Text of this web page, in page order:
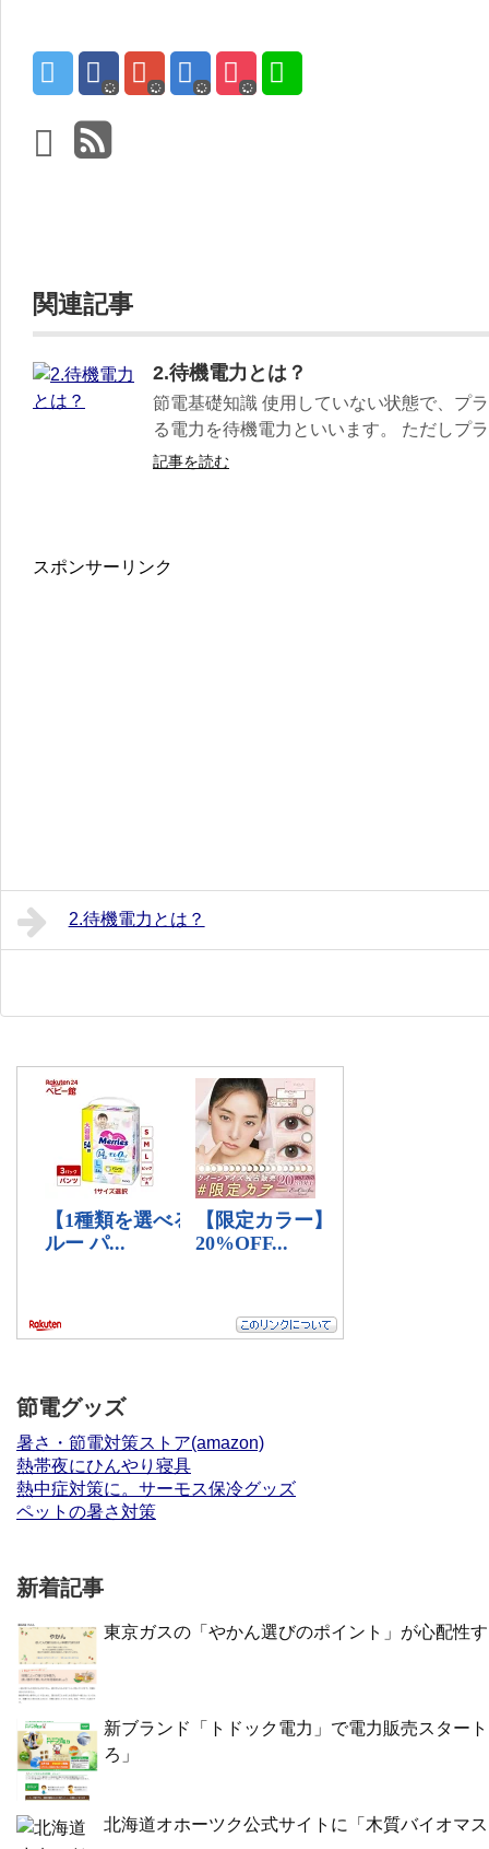
関連記事
2.待機電力とは？
節電基礎知識 使用していない状態で、プ
る電力を待機電力といいます。 ただしプ
記事を読む
スポンサーリンク
2.待機電力とは？
節電グッズ
暑さ・節電対策ストア(amazon)
熱帯夜にひんやり寝具
熱中症対策に。サーモス保冷グッズ
ペットの暑さ対策
新着記事
東京ガスの「やかん選びのポイント」が心配性
新ブランド「トドック電力」で電力販売スター
ろ」
北海道オホーツク公式サイトに「木質バイオマ